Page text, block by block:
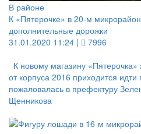
В районе
К «Пятерочке» в 20-м
дополнительные дорожки
31.01.2020 11:24 |
7996
К новому магазину
от корпуса 2016 приходится
пожаловалась в префектуру
Щенникова